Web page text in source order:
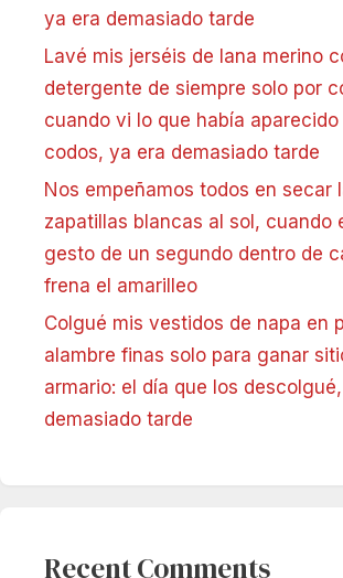
ya era demasiado tarde
Lavé mis jerséis de lana merino
detergente de siempre solo por
cuando vi lo que había aparecido
codos, ya era demasiado tarde
Nos empeñamos todos en secar
zapatillas blancas al sol, cuando
gesto de un segundo dentro de
frena el amarilleo
Colgué mis vestidos de napa en
alambre finas solo para ganar
armario: el día que los
demasiado tarde
Recent Comments